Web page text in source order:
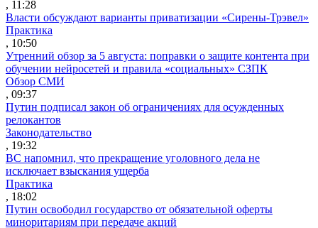
, 11:28
Власти обсуждают варианты приватизации «Сирены-Трэвел»
Практика
, 10:50
Утренний обзор за 5 августа: поправки о защите контента при
обучении нейросетей и правила «социальных» СЗПК
Обзор СМИ
, 09:37
Путин подписал закон об ограничениях для осужденных
релокантов
Законодательство
, 19:32
ВС напомнил, что прекращение уголовного дела не
исключает взыскания ущерба
Практика
, 18:02
Путин освободил государство от обязательной оферты
миноритариям при передаче акций